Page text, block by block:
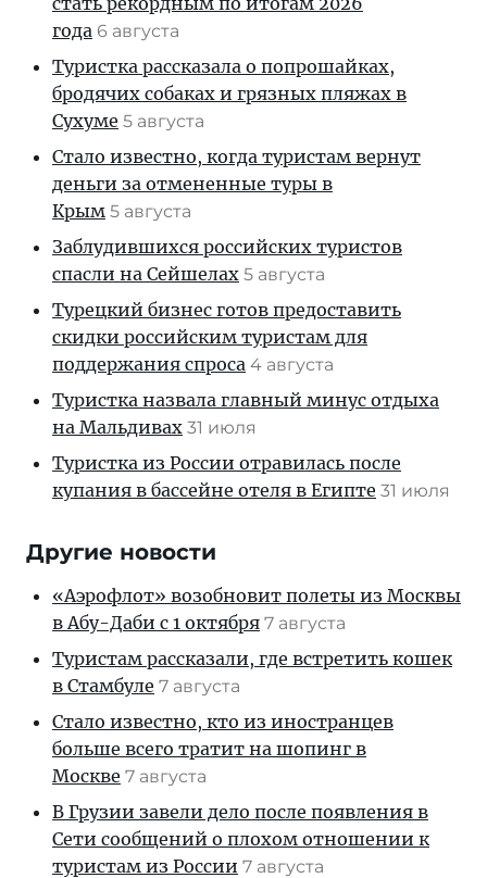
года 6 августа
Туристка рассказала о попрошайках,
бродячих собаках и грязных пляжах в
Сухуме 5 августа
Стало известно, когда туристам вернут
деньги за отмененные туры в
Крым 5 августа
Заблудившихся российских туристов
спасли на Сейшелах 5 августа
Турецкий бизнес готов предоставить
скидки российским туристам для
поддержания спроса 4 августа
Туристка назвала главный минус отдыха
на Мальдивах 31 июля
Туристка из России отравилась после
купания в бассейне отеля в Египте 31 июля
Другие новости
«Аэрофлот» возобновит полеты из Москвы
в Абу-Даби с 1 октября 7 августа
Туристам рассказали, где встретить кошек
в Стамбуле 7 августа
Стало известно, кто из иностранцев
больше всего тратит на шопинг в
Москве 7 августа
В Грузии завели дело после появления в
Сети сообщений о плохом отношении к
туристам из России 7 августа